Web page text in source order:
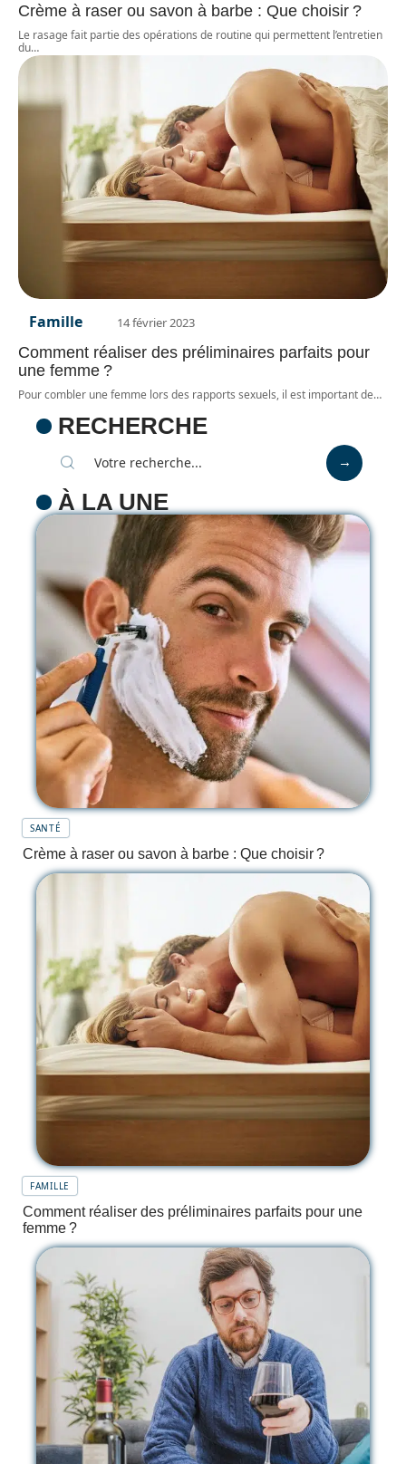
Crème à raser ou savon à barbe : Que choisir ?
Le rasage fait partie des opérations de routine qui permettent l’entretien
du…
Famille 14 février 2023
Comment réaliser des préliminaires parfaits pour
une femme ?
Pour combler une femme lors des rapports sexuels, il est important de…
RECHERCHE
À LA UNE
SANTÉ
Crème à raser ou savon à barbe : Que choisir ?
FAMILLE
Comment réaliser des préliminaires parfaits pour une
femme ?